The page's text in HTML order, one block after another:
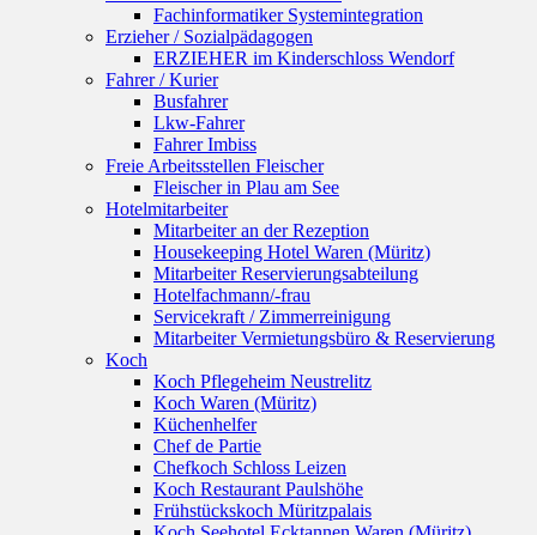
Fachinformatiker Systemintegration
Erzieher / Sozialpädagogen
ERZIEHER im Kinderschloss Wendorf
Fahrer / Kurier
Busfahrer
Lkw-Fahrer
Fahrer Imbiss
Freie Arbeitsstellen Fleischer
Fleischer in Plau am See
Hotelmitarbeiter
Mitarbeiter an der Rezeption
Housekeeping Hotel Waren (Müritz)
Mitarbeiter Reservierungsabteilung
Hotelfachmann/-frau
Servicekraft / Zimmerreinigung
Mitarbeiter Vermietungsbüro & Reservierung
Koch
Koch Pflegeheim Neustrelitz
Koch Waren (Müritz)
Küchenhelfer
Chef de Partie
Chefkoch Schloss Leizen
Koch Restaurant Paulshöhe
Frühstückskoch Müritzpalais